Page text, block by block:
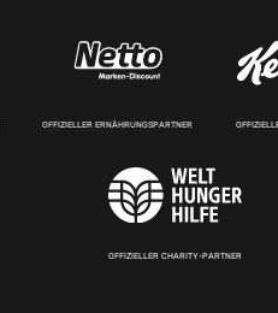
OFFIZIELLER ERNÄHRUNGSPARTNER
OFFIZIELLER CHARITY-PARTNER